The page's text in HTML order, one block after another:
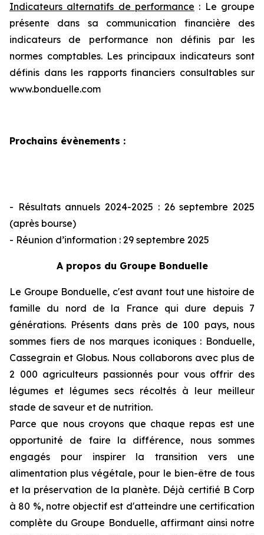
Indicateurs alternatifs de performance : Le groupe
présente dans sa communication financière des
indicateurs de performance non définis par les
normes comptables. Les principaux indicateurs sont
définis dans les rapports financiers consultables sur
www.bonduelle.com
Prochains évènements :
- Résultats annuels 2024-2025 : 26 septembre 2025
(après bourse)
- Réunion d’information : 29 septembre 2025
A propos du Groupe Bonduelle
Le Groupe Bonduelle, c'est avant tout une histoire de
famille du nord de la France qui dure depuis 7
générations. Présents dans près de 100 pays, nous
sommes fiers de nos marques iconiques : Bonduelle,
Cassegrain et Globus. Nous collaborons avec plus de
2 000 agriculteurs passionnés pour vous offrir des
légumes et légumes secs récoltés à leur meilleur
stade de saveur et de nutrition.
Parce que nous croyons que chaque repas est une
opportunité de faire la différence, nous sommes
engagés pour inspirer la transition vers une
alimentation plus végétale, pour le bien-être de tous
et la préservation de la planète. Déjà certifié B Corp
à 80 %, notre objectif est d'atteindre une certification
complète du Groupe Bonduelle, affirmant ainsi notre